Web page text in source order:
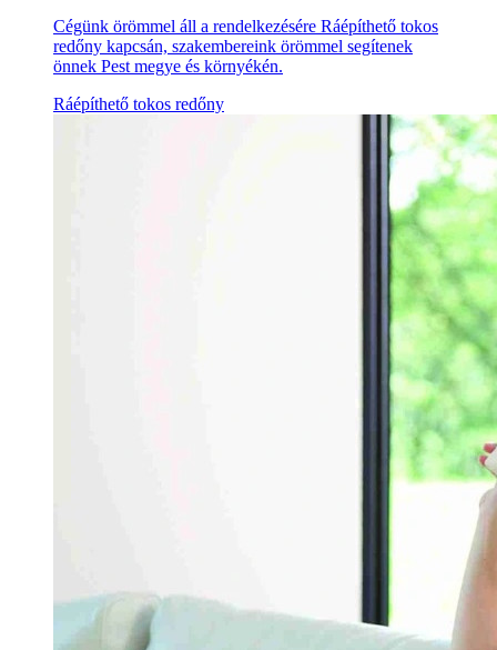
Cégünk örömmel áll a rendelkezésére Ráépíthető tokos
redőny kapcsán, szakembereink örömmel segítenek
önnek Pest megye és környékén.
Ráépíthető tokos redőny